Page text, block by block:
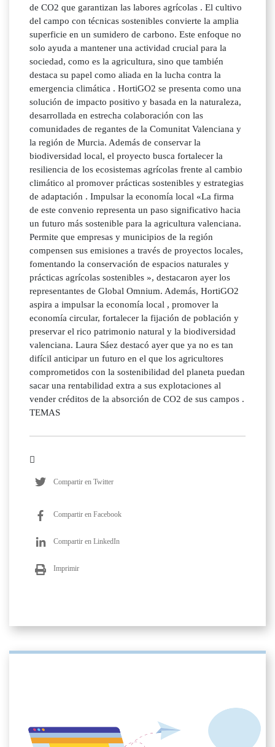
de CO2 que garantizan las labores agrícolas . El cultivo
del campo con técnicas sostenibles convierte la amplia
superficie en un sumidero de carbono. Este enfoque no
solo ayuda a mantener una actividad crucial para la
sociedad, como es la agricultura, sino que también
destaca su papel como aliada en la lucha contra la
emergencia climática . HortiGO2 se presenta como una
solución de impacto positivo y basada en la naturaleza,
desarrollada en estrecha colaboración con las
comunidades de regantes de la Comunitat Valenciana y
la región de Murcia. Además de conservar la
biodiversidad local, el proyecto busca fortalecer la
resiliencia de los ecosistemas agrícolas frente al cambio
climático al promover prácticas sostenibles y estrategias
de adaptación . Impulsar la economía local «La firma
de este convenio representa un paso significativo hacia
un futuro más sostenible para la agricultura valenciana.
Permite que empresas y municipios de la región
compensen sus emisiones a través de proyectos locales,
fomentando la conservación de espacios naturales y
prácticas agrícolas sostenibles », destacaron ayer los
representantes de Global Omnium. Además, HortiGO2
aspira a impulsar la economía local , promover la
economía circular, fortalecer la fijación de población y
preservar el rico patrimonio natural y la biodiversidad
valenciana. Laura Sáez destacó ayer que ya no es tan
difícil anticipar un futuro en el que los agricultores
comprometidos con la sostenibilidad del planeta puedan
sacar una rentabilidad extra a sus explotaciones al
vender créditos de la absorción de CO2 de sus campos .
TEMAS
Compartir en Twitter
Compartir en Facebook
Compartir en LinkedIn
Imprimir